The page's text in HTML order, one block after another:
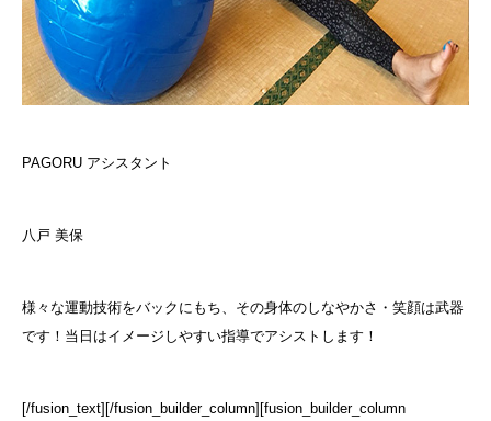
PAGORU アシスタント
八戸 美保
様々な運動技術をバックにもち、その身体のしなやかさ・笑顔は武器
です！当日はイメージしやすい指導でアシストします！
[/fusion_text][/fusion_builder_column][fusion_builder_column